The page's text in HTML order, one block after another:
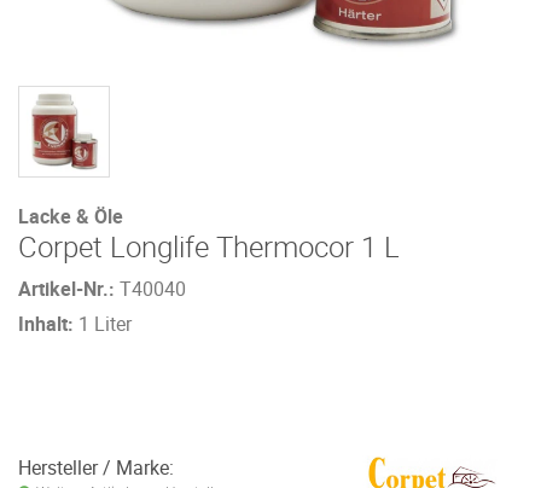
Lacke & Öle
Corpet Longlife Thermocor 1 L
Artikel-Nr.: T40040
Inhalt: 1 Liter
Hersteller / Marke: